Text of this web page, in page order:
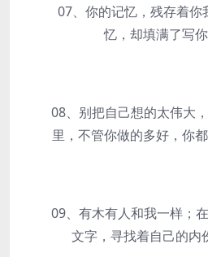
07、你的记忆，残存着你
忆，却填满了写你
08、别把自己想的太伟大，
里，不管你做的多好，你
09、有木有人和我一样；在
文字，寻找着自己的内